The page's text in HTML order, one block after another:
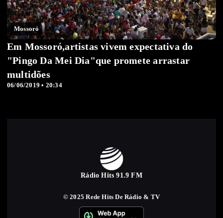
Mossoró
06/06/2019 • 20:34
Em Mossoró,artistas vivem expectativa do
"Pingo Da Mei Dia"que promete arrastar
multidões
Rádio Hits 91.9 FM
© 2025 Rede Hits De Rádio & TV